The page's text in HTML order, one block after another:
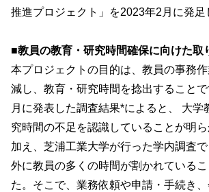
推進プロジェクト」を2023年2月に発足
■教員の教育・研究時間確保に向けた取
本プロジェクトの目的は、教員の事務
減し、教育・研究時間を捻出すること
月に発表した調査結果*によると、 大学
究時間の不足を認識していることが明
加え、芝浦工業大学が行った学内調査
外に教員の多くの時間が割かれている
た。そこで、業務依頼や申請・手続き